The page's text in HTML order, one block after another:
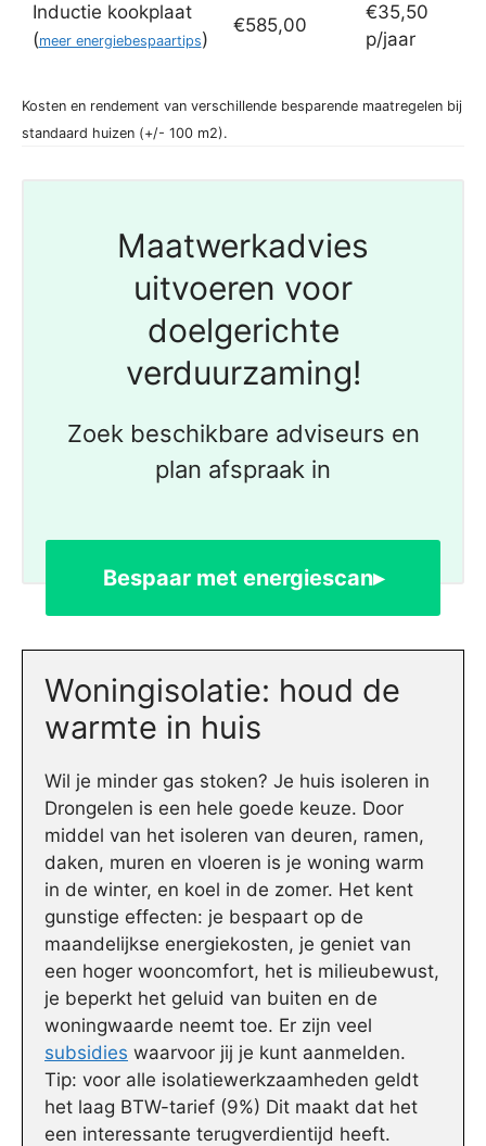
Inductie kookplaat
(meer energiebespaartips)
€585,00
€35,50
p/jaar
Kosten en rendement van verschillende besparende maatregelen bij
standaard huizen (+/- 100 m2).
Maatwerkadvies
uitvoeren voor
doelgerichte
verduurzaming!
Zoek beschikbare adviseurs en
plan afspraak in
Bespaar met energiescan▸
Woningisolatie: houd de
warmte in huis
Wil je minder gas stoken? Je huis isoleren in
Drongelen is een hele goede keuze. Door
middel van het isoleren van deuren, ramen,
daken, muren en vloeren is je woning warm
in de winter, en koel in de zomer. Het kent
gunstige effecten: je bespaart op de
maandelijkse energiekosten, je geniet van
een hoger wooncomfort, het is milieubewust,
je beperkt het geluid van buiten en de
woningwaarde neemt toe. Er zijn veel
subsidies waarvoor jij je kunt aanmelden.
Tip: voor alle isolatiewerkzaamheden geldt
het laag BTW-tarief (9%) Dit maakt dat het
een interessante terugverdientijd heeft.